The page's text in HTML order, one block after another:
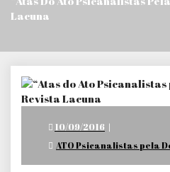
Lacuna
Posted
10/09/2016
ATO Psicanalistas pela